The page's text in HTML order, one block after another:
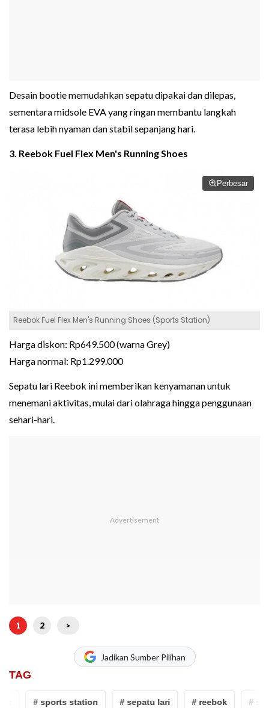
Desain bootie memudahkan sepatu dipakai dan dilepas,
sementara midsole EVA yang ringan membantu langkah
terasa lebih nyaman dan stabil sepanjang hari.
3. Reebok Fuel Flex Men's Running Shoes
Perbesar
Reebok Fuel Flex Men's Running Shoes (Sports Station)
Harga diskon: Rp649.500 (warna Grey)
Harga normal: Rp1.299.000
Sepatu lari Reebok ini memberikan kenyamanan untuk
menemani aktivitas, mulai dari olahraga hingga penggunaan
sehari-hari.
1 2 >
Jadikan Sumber Pilihan
TAG
# sports station # sepatu lari # reebok #